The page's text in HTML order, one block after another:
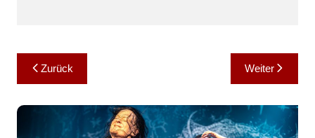
Beitragsnavigation
Zurück Weiter